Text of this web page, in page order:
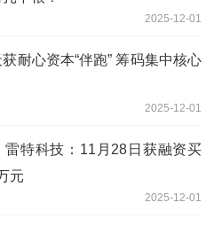
2025-12-01
耐心资本“伴跑” 筹码集中核心
2025-12-01
雷特科技：11月28日获融资买
元
2025-12-01